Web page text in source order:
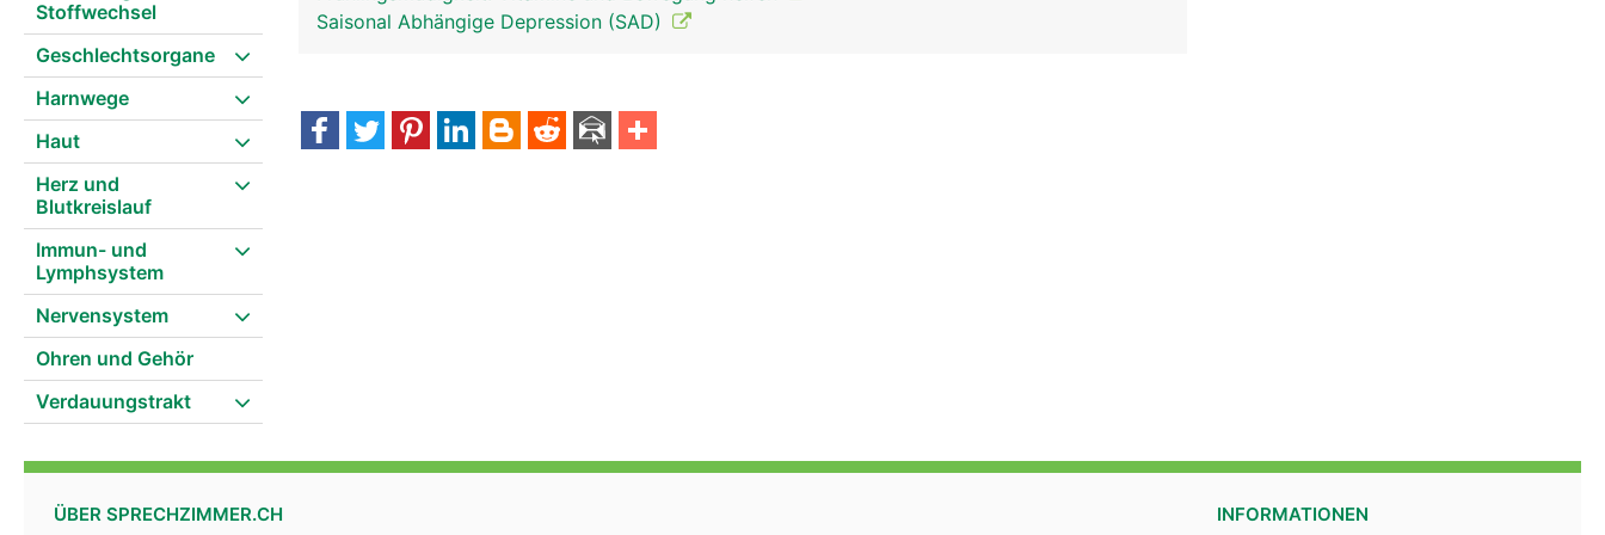
Stoffwechsel
Geschlechtsorgane
Harnwege
Haut
Herz und
Blutkreislauf
Immun- und
Lymphsystem
Nervensystem
Ohren und Gehör
Verdauungstrakt
Saisonal Abhängige Depression (SAD)
ÜBER SPRECHZIMMER.CH INFORMATIONEN